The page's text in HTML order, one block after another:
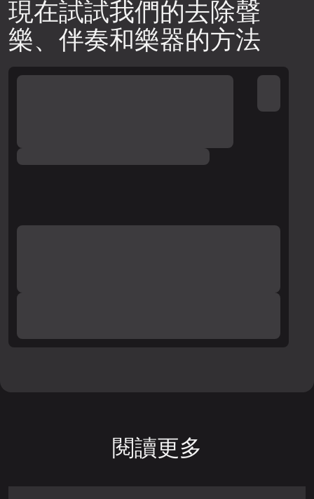
現在試試我們的去除聲
樂、伴奏和樂器的方法
閱讀更多